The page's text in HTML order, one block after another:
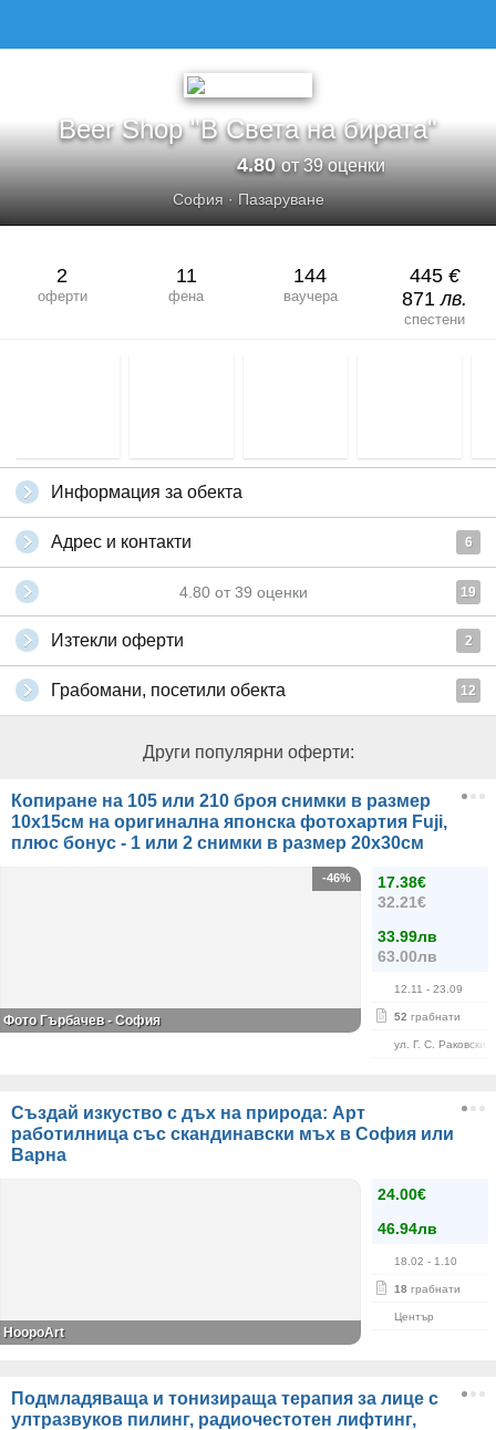
Beer Shop "В Света на бирата"
4.80от 39 оценки
София· Пазаруване
2
оферти
11
фена
144
ваучера
445 €
871лв.
спестени
Информация за обекта
Адрес и контакти 6
4.80 от 39 оценки 19
Изтекли оферти 2
Грабомани, посетили обекта 12
Други популярни оферти:
Копиране на 105 или 210 броя снимки в размер
10х15см на оригинална японска фотохартия Fuji,
плюс бонус - 1 или 2 снимки в размер 20х30см
17.38€
32.21€
33.99лв
63.00лв
12.11 - 23.09
52 грабнати
ул. Г. С. Раковски
-46%
Фото Гърбачев - София
Създай изкуство с дъх на природа: Арт
работилница със скандинавски мъх в София или
Варна
24.00€
46.94лв
18.02 - 1.10
18 грабнати
Център
HoopoArt
Подмладяваща и тонизираща терапия за лице с
ултразвуков пилинг, радиочестотен лифтинг,